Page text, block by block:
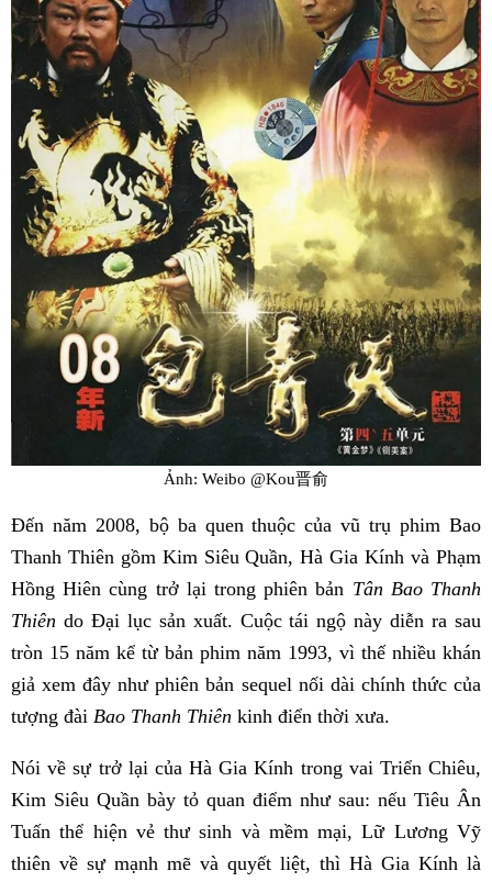
Ảnh: Weibo @Kou晋俞
Đến năm 2008, bộ ba quen thuộc của vũ trụ phim Bao
Thanh Thiên gồm Kim Siêu Quần, Hà Gia Kính và Phạm
Hồng Hiên cùng trở lại trong phiên bản Tân Bao Thanh
Thiên do Đại lục sản xuất. Cuộc tái ngộ này diễn ra sau
tròn 15 năm kể từ bản phim năm 1993, vì thế nhiều khán
giả xem đây như phiên bản sequel nối dài chính thức của
tượng đài Bao Thanh Thiên kinh điển thời xưa.
Nói về sự trở lại của Hà Gia Kính trong vai Triển Chiêu,
Kim Siêu Quần bày tỏ quan điểm như sau: nếu Tiêu Ân
Tuấn thể hiện vẻ thư sinh và mềm mại, Lữ Lương Vỹ
thiên về sự mạnh mẽ và quyết liệt, thì Hà Gia Kính là